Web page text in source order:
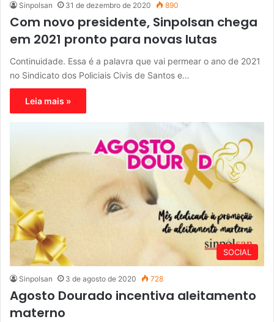
Sinpolsan 31 de dezembro de 2020 890
Com novo presidente, Sinpolsan chega
em 2021 pronto para novas lutas
Continuidade. Essa é a palavra que vai permear o ano de 2021
no Sindicato dos Policiais Civis de Santos e…
Leia mais »
SOCIAL
Sinpolsan 3 de agosto de 2020 728
Agosto Dourado incentiva aleitamento
materno